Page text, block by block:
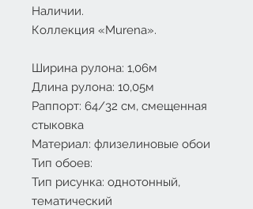
Наличии.
Коллекция «Murena».
Ширина рулона: 1,06м
Длина рулона: 10,05м
Раппорт: 64/32 см, смещенная
стыковка
Материал: флизелиновые обои
Тип обоев:
Тип рисунка: однотонный,
тематический